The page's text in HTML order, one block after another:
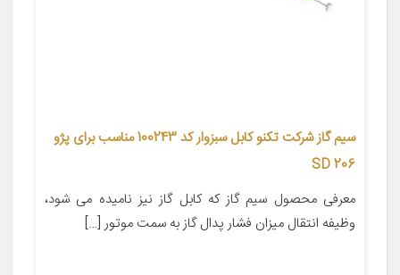
سیم گاز شرکت تکنو کابل سبزوار کد 100243 مناسب برای پژو
206 SD
معرفی محصول سیم گاز که کابل گاز نیز نامیده می شود،
وظیفه انتقال میزان فشار پدال گاز به سمت موتور […]